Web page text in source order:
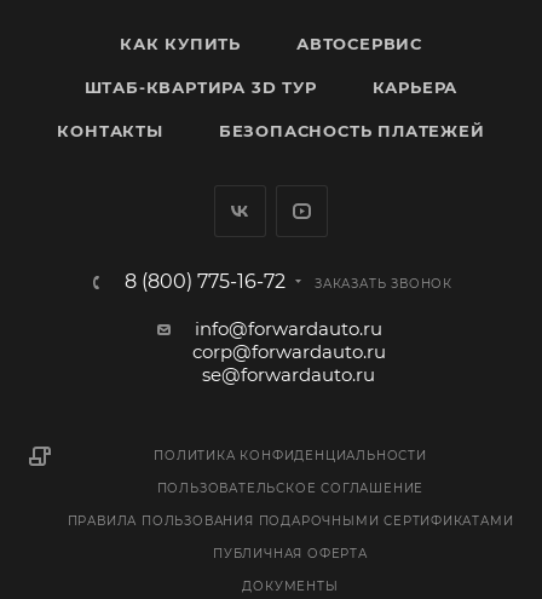
КАК КУПИТЬ АВТОСЕРВИС
ШТАБ-КВАРТИРА 3D ТУР КАРЬЕРА
КОНТАКТЫ БЕЗОПАСНОСТЬ ПЛАТЕЖЕЙ
8 (800) 775-16-72 ЗАКАЗАТЬ ЗВОНОК
info@forwardauto.ru
corp@forwardauto.ru
se@forwardauto.ru
ПОЛИТИКА КОНФИДЕНЦИАЛЬНОСТИ
ПОЛЬЗОВАТЕЛЬСКОЕ СОГЛАШЕНИЕ
ПРАВИЛА ПОЛЬЗОВАНИЯ ПОДАРОЧНЫМИ СЕРТИФИКАТАМИ
ПУБЛИЧНАЯ ОФЕРТА
ДОКУМЕНТЫ